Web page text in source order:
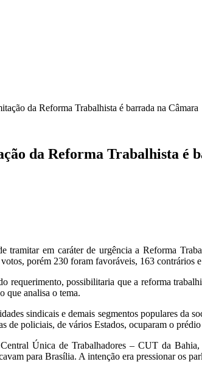
da Reforma Trabalhista é barrada na Câmara
da Reforma Trabalhista é
tramitar em caráter de urgência a Reforma
porém 230 foram favoráveis, 163 contrários
requerimento, possibilitaria que a reforma
que analisa o tema.
sindicais e demais segmentos populares da
de policiais, de vários Estados, ocuparam o
Única de Trabalhadores – CUT da
para Brasília. A intenção era pressionar os